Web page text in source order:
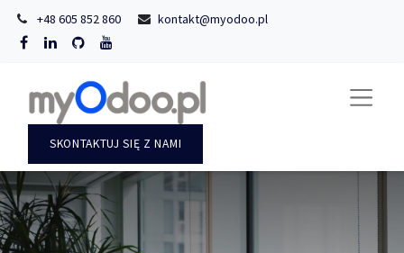
+48 605 852 860 kontakt@myodoo.pl
SKONTAKTUJ SIĘ Z NAMI